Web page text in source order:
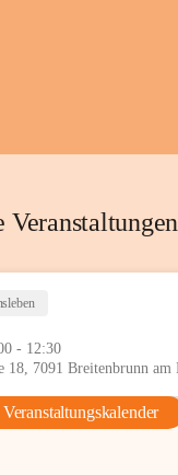
Veranstaltungen
- 12:30
Veranstaltungskalender